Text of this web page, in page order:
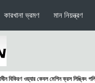
কারখানা ভ্রমণ মান নিয়ন্ত্রণ
বিকিরণ ওয়্যার কেবল মেশিন ক্রস লিঙ্কিং